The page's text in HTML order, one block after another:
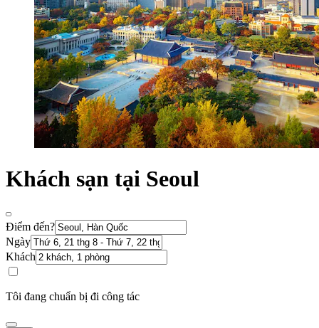
Khách sạn tại Seoul
Điểm đến?
Ngày
Khách
Tôi đang chuẩn bị đi công tác